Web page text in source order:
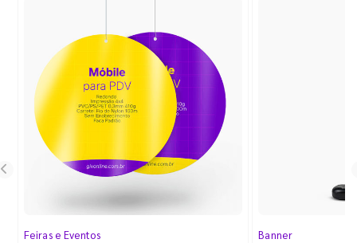
Feiras e Eventos Banner